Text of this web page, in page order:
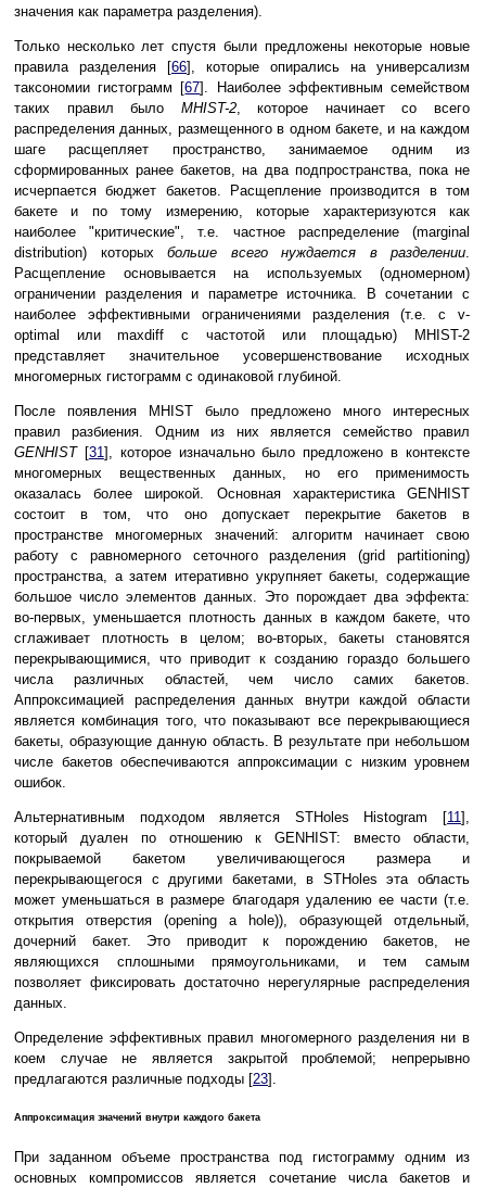
значения как параметра разделения).
Только несколько лет спустя были предложены некоторые новые
правила разделения [66], которые опирались на универсализм
таксономии гистограмм [67]. Наиболее эффективным семейством
таких правил было MHIST-2, которое начинает со всего
распределения данных, размещенного в одном бакете, и на каждом
шаге расщепляет пространство, занимаемое одним из
сформированных ранее бакетов, на два подпространства, пока не
исчерпается бюджет бакетов. Расщепление производится в том
бакете и по тому измерению, которые характеризуются как
наиболее "критические", т.е. частное распределение (marginal
distribution) которых больше всего нуждается в разделении
Расщепление основывается на используемых (одномерном)
ограничении разделения и параметре источника. В сочетании с
наиболее эффективными ограничениями разделения (т.е. с v-
optimal или maxdiff с частотой или площадью) MHIST-2
представляет значительное усовершенствование исходных
многомерных гистограмм с одинаковой глубиной.
После появления MHIST было предложено много интересных
правил разбиения. Одним из них является семейство правил
GENHIST[31], которое изначально было предложено в контексте
многомерных вещественных данных, но его применимость
оказалась более широкой. Основная характеристика GENHIST
состоит в том, что оно допускает перекрытие бакетов в
пространстве многомерных значений: алгоритм начинает свою
работу с равномерного сеточного разделения (grid partitioning)
пространства, а затем итеративно укрупняет бакеты, содержащие
большое число элементов данных. Это порождает два эффекта:
во-первых, уменьшается плотность данных в каждом бакете, что
сглаживает плотность в целом; во-вторых, бакеты становятся
перекрывающимися, что приводит к созданию гораздо большего
числа различных областей, чем число самих бакетов.
Аппроксимацией распределения данных внутри каждой области
является комбинация того, что показывают все перекрывающиеся
бакеты, образующие данную область. В результате при небольшом
числе бакетов обеспечиваются аппроксимации с низким уровнем
ошибок.
Альтернативным подходом является STHoles Histogram [11],
который дуален по отношению к GENHIST: вместо области,
покрываемой бакетом увеличивающегося размера и
перекрывающегося с другими бакетами, в STHoles эта область
может уменьшаться в размере благодаря удалению ее части (т.е.
открытия отверстия (opening a hole)), образующей отдельный,
дочерний бакет. Это приводит к порождению бакетов, не
являющихся сплошными прямоугольниками, и тем самым
позволяет фиксировать достаточно нерегулярные распределения
данных.
Определение эффективных правил многомерного разделения ни в
коем случае не является закрытой проблемой; непрерывно
предлагаются различные подходы [23].
Аппроксимация значений внутри каждого бакета
При заданном объеме пространства под гистограмму одним из
основных компромиссов является сочетание числа бакетов и